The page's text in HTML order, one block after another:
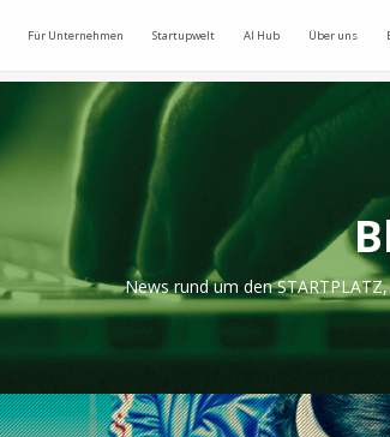
Für Unternehmen Startupwelt AI Hub Über uns
News rund um den